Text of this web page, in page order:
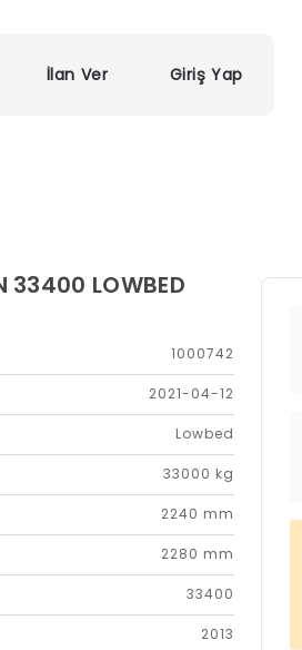
İlan Ver Giriş Yap
33400 LOWBED
1000742
2021-04-12
Lowbed
33000 kg
2240 mm
2280 mm
33400
2013